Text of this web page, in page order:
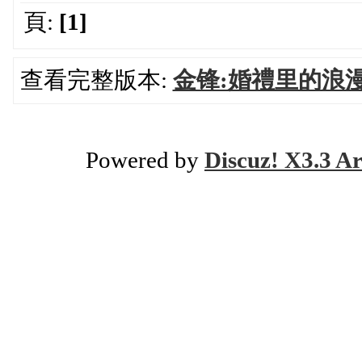
頁: [1]
查看完整版本: 金锋:婚禮里的浪
Powered by Discuz! X3.3